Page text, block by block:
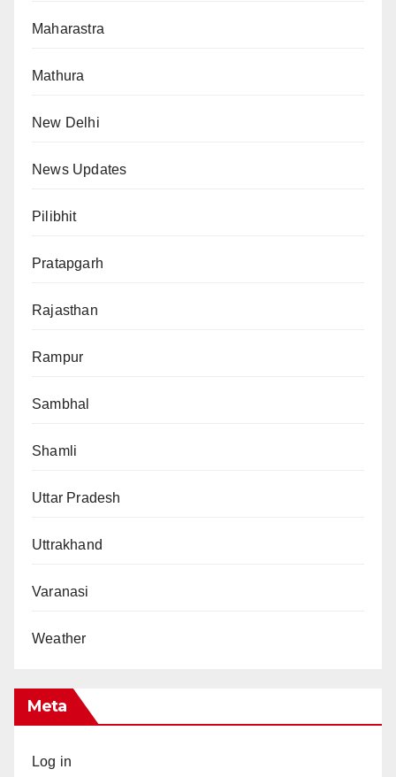
Maharastra
Mathura
New Delhi
News Updates
Pilibhit
Pratapgarh
Rajasthan
Rampur
Sambhal
Shamli
Uttar Pradesh
Uttrakhand
Varanasi
Weather
Meta
Log in